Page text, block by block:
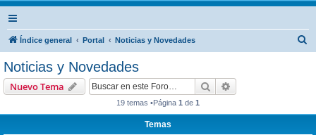
Índice general Portal Noticias y Novedades
Noticias y Novedades
Nuevo Tema Buscar
19 temas •Página 1 de 1
Temas